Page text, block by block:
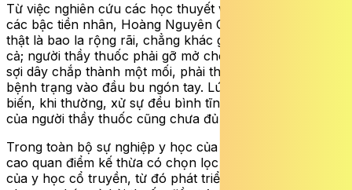
Từ việc nghiên cứu các học thuyết và phương thuốc của
các bậc tiền nhân, Hoàng Nguyên Cát cho rằng: “Y lý
thật là bao la rộng rãi, chẳng khác gì rừng rậm và biển
cả; người thầy thuốc phải gỡ mở cho được muôn ngàn
sợi dây chắp thành một mối, phải thâu tóm muôn ngàn
bệnh trạng vào đầu bu ngón tay. Lúc yên, lúc nguy, khi
biến, khi thường, xử sự đều bình tĩnh mà trách nhiệm
của người thầy thuốc cũng chưa đủ được”.
Trong toàn bộ sự nghiệp y học của mình, ông luôn đề
cao quan điểm kế thừa có chọn lọc những thành tựu
của y học cổ truyền, từ đó phát triển sáng tạo các